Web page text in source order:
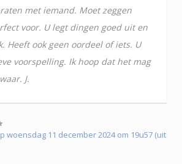
met iemand. Moet zeggen
voor. U legt dingen goed uit en
Heeft ook geen oordeel of iets. U
voorspelling. Ik hoop dat het mag
J.
woensdag 11 december 2024 om 19u57 (uit